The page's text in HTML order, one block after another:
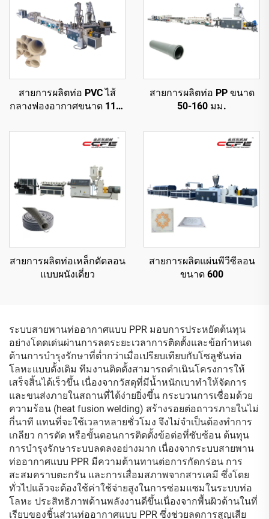
สายการผลิตท่อ PVC ไส้
กลางฟองอากาศขนาด 110-
สายการผลิตท่อ PP ขนาด
50-160 มม.
สายการผลิตท่อเหล็กดัดลอน
แบบผนังเดี่ยว
สายการผลิตแผ่นพีวีซีลอน
ขนาด 600
ระบบสายพานท่ออากาศแบบ PPR มอบการประหยัดต้นทุน
อย่างโดดเด่นผ่านการลดระยะเวลาการติดตั้งและข้อกำหนด
ด้านการบำรุงรักษาที่ต่ำกว่าเมื่อเปรียบเทียบกับโซลูชันท่อ
โลหะแบบดั้งเดิม ทีมงานติดตั้งสามารถดำเนินโครงการให้
เสร็จสิ้นได้เร็วขึ้น เนื่องจากวัสดุที่มีน้ำหนักเบาทำให้จัดการ
และขนส่งภายในสถานที่ได้ง่ายยิ่งขึ้น กระบวนการเชื่อมด้วย
ความร้อน (heat fusion welding) สร้างรอยต่อถาวรภายในไม่
กี่นาที แทนที่จะใช้เวลาหลายชั่วโมง จึงไม่จำเป็นต้องทำการ
เกลียว การตัด หรือขั้นตอนการติดตั้งข้อต่อที่ซับซ้อน ต้นทุน
การบำรุงรักษาระบบลดลงอย่างมาก เนื่องจากระบบสายพาน
ท่ออากาศแบบ PPR มีความต้านทานต่อการกัดกร่อน การ
สะสมคราบตะกรัน และการเสื่อมสภาพจากสารเคมี ซึ่งโดย
ทั่วไปแล้วจะต้องใช้ค่าใช้จ่ายสูงในการซ่อมแซมในระบบท่อ
โลหะ ประสิทธิภาพด้านพลังงานดีขึ้นเนื่องจากพื้นผิวด้านในที่
เรียบของชิ้นส่วนท่ออากาศแบบ PPR ซึ่งช่วยลดการสูญเสีย